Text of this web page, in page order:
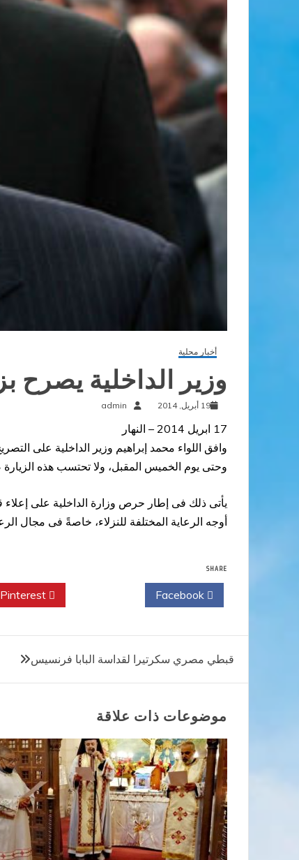
أخبار محلية
وزير الداخلية يصرح
19 أبريل, 2014 admin
17 ابريل 2014 – النهار
وافق اللواء محمد إبراهيم وزير الداخلية على
وحتى يوم الخميس المقبل، ولا تحتسب هذه الزيارة
يأتى ذلك فى إطار حرص وزارة الداخلية على
أوجه الرعاية المختلفة للنزلاء، خاصةً فى مجال
SHARE
تصفّح
المقالات
قبطي مصري سكرتيرا لقداسة البابا فرنسيس
موضوعات ذات علاقة